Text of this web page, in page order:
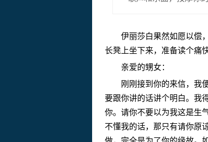
伊丽莎白果然如愿以偿，
长凳上坐下来，准备读个痛
亲爱的甥女：
刚刚接到你的来信，我便
要跟你讲的话讲个明白。我
你。请你不要以为我这是生
不懂我的话，那只有请你原